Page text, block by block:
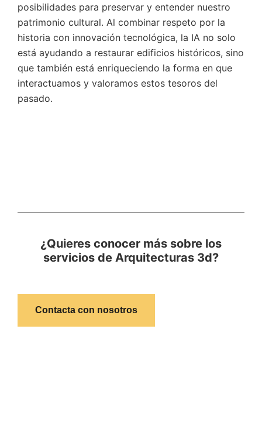
posibilidades para preservar y entender nuestro
patrimonio cultural. Al combinar respeto por la
historia con innovación tecnológica, la IA no solo
está ayudando a restaurar edificios históricos, sino
que también está enriqueciendo la forma en que
interactuamos y valoramos estos tesoros del
pasado.
¿Quieres conocer más sobre los
servicios de Arquitecturas 3d?
Contacta con nosotros